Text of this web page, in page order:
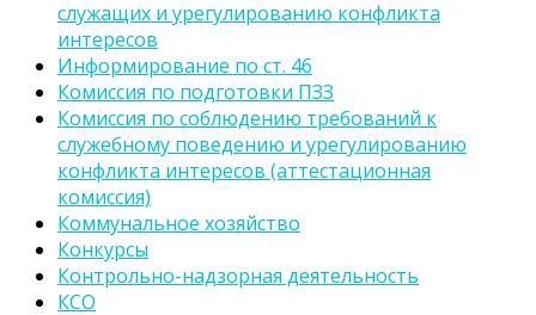
служащих и урегулированию конфликта
интересов
Информирование по ст. 46
Комиссия по подготовки ПЗЗ
Комиссия по соблюдению требований к
служебному поведению и урегулированию
конфликта интересов (аттестационная
комиссия)
Коммунальное хозяйство
Конкурсы
Контрольно-надзорная деятельность
КСО